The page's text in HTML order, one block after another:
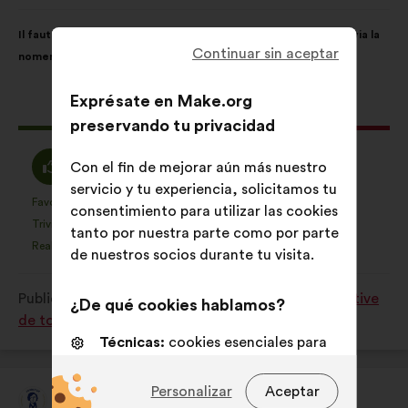
de
la
Il faut davantage mettre en avant les rôle-modèles féminins via la
nomenclature des équipements sportifs
Esta
propuesta
recibido:
98 votos
el
siguiente
A
favor
:
45%
propuesta
calificado
como:
Favorito
: 9
veces
Trivial
veces
Realista
:veces
Neutro
:
38%
Esta
propuesta
se
calificado
veces
:veces
Publicada en
Comment favoriser la pratique sportive
de tous les Français en 2024 et après ?
Alice Milliat
Continuar sin aceptar
Exprésate en Make.org
preservando tu privacidad
Con el fin de mejorar aún más nuestro
servicio y tu experiencia, solicitamos tu
consentimiento para utilizar las cookies
tanto por nuestra parte como por parte
de nuestros socios durante tu visita.
¿De qué cookies hablamos?
Técnicas: cookies esenciales para
De personalización:
cookies para
Aceptar
Personalizar